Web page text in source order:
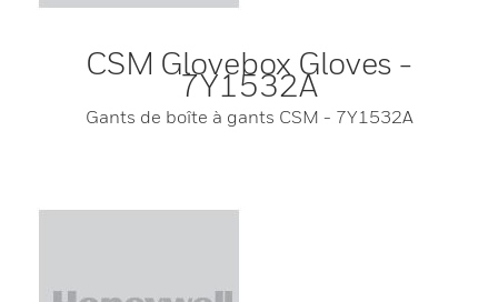
CSM Glovebox Gloves -
7Y1532A
Gants de boîte à gants CSM - 7Y1532A